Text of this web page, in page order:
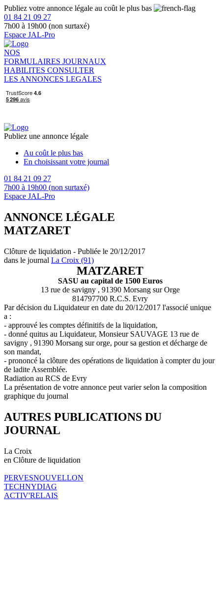
Publiez votre annonce légale au coût le plus bas
01 84 21 09 27
7h00 à 19h00 (non surtaxé)
Espace JAL-Pro
NOS
FORMULAIRES JOURNAUX
HABILITES CONSULTER
LES ANNONCES LEGALES
Publiez une annonce légale
Au coût le plus bas
En choisissant votre journal
01 84 21 09 27
7h00 à 19h00 (non surtaxé)
Espace JAL-Pro
ANNONCE LÉGALE
MATZARET
Clôture de liquidation - Publiée le 20/12/2017
dans le journal La Croix (91)
MATZARET
SASU au capital de 1500 Euros
13 rue de savigny , 91390 Morsang sur Orge
814797700 R.C.S. Evry
Par décision du Liquidateur en date du 20/12/2017 l'associé unique
a :
- approuvé les comptes définitifs de la liquidation,
- donné quitus au Liquidateur, Monsieur SAUVAGE 13 rue de
savigny , 91390 Morsang sur orge, pour sa gestion et décharge de
son mandat,
- prononcé la clôture des opérations de liquidation à compter du jour
de ladite Assemblée.
Radiation au RCS de Evry
La présentation de votre annonce peut varier selon la composition
graphique du journal
AUTRES PUBLICATIONS DU
JOURNAL
La Croix
en Clôture de liquidation
PERVESNOUVELLON
TECHNYDIAG
ACTIV'RELAIS